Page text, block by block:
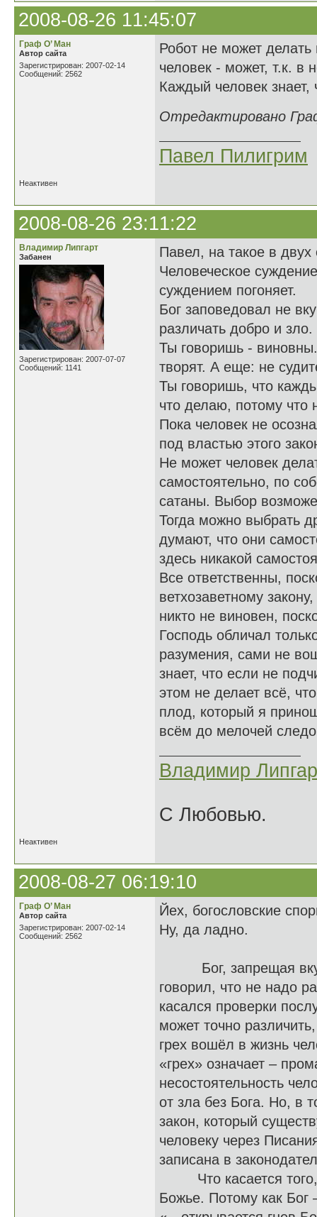
2008-08-26 11:45:07
Граф О’ Ман
Автор сайта
Зарегистрирован: 2007-02-14
Сообщений: 2562
Робот не может делать
человек - может, т.к. в
Каждый человек
Отредактировано
Павел Пилигрим
Неактивен
2008-08-26 23:11:22
Владимир Липгарт
Забанен
Зарегистрирован: 2007-07-07
Сообщений: 1141
Павел, на такое в
Человеческое
суждением погоняет.
Бог заповедовал не
различать добро и
Ты говоришь -
творят. А еще: не
Ты говоришь, что
что делаю, потому что
Пока человек не
под властью этого
Не может человек
самостоятельно, по
сатаны. Выбор
Тогда можно выбрать
думают, что они
здесь никакой
Все ответственны,
ветхозаветному
никто не виновен,
Господь обличал
разумения, сами не
знает, что если не
этом не делает всё,
плод, который я
всём до мелочей
Владимир
С Любовью.
Неактивен
2008-08-27 06:19:10
Граф О’ Ман
Автор сайта
Зарегистрирован: 2007-02-14
Сообщений: 2562
Йех, богословские
Ну, да ладно.
Бог, запрещая
говорил, что не надо
касался проверки
может точно
грех вошёл в жизнь
«грех» означает –
несостоятельность
от зла без Бога. Но, в
закон, который
человеку через
записана в
Что касается того,
Божье. Потому как Бог